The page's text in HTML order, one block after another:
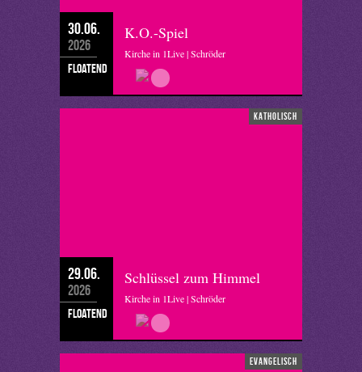
30.06.
2026
floatend
K.O.-Spiel
Kirche in 1Live | Schröder
katholisch
29.06.
2026
floatend
Schlüssel zum Himmel
Kirche in 1Live | Schröder
evangelisch